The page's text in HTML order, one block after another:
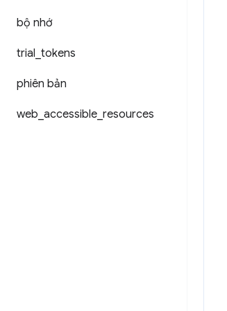
bộ nhớ
trial tokens
phiên bản
web accessible resources